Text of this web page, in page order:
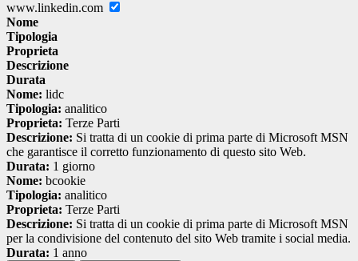
www.linkedin.com
Nome
Tipologia
Proprieta
Descrizione
Durata
Nome: lidc
Tipologia: analitico
Proprieta: Terze Parti
Descrizione: Si tratta di un cookie di prima parte di Microsoft MSN
che garantisce il corretto funzionamento di questo sito Web.
Durata: 1 giorno
Nome: bcookie
Tipologia: analitico
Proprieta: Terze Parti
Descrizione: Si tratta di un cookie di prima parte di Microsoft MSN
per la condivisione del contenuto del sito Web tramite i social media.
Durata: 1 anno